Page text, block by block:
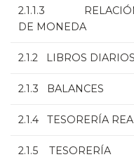
2.1.1.3
DE MONEDA
2.1.2 LIBROS DIARIOS
2.1.3 BALANCES
2.1.4 TESORERÍA
2.1.5 TESORERÍA